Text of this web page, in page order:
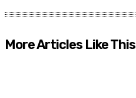
More Articles Like This